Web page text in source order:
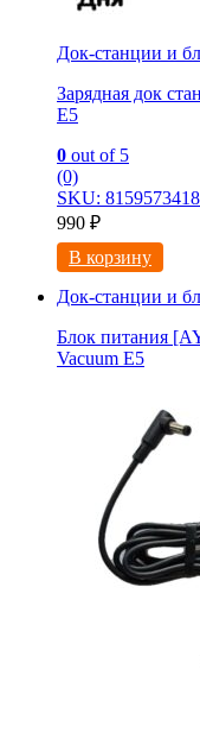
Док-станции и
Зарядная док
E5
0 out of 5
(0)
SKU:
990 ₽
В корзину
Док-станции и
Блок питания
Vacuum E5